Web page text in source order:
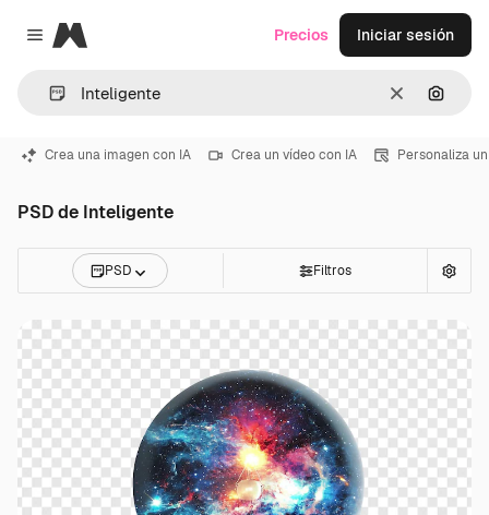
Close menu
Magnific
Borrar
Precios Iniciar sesión
Crea una imagen con IA Crea un vídeo con IA Personaliza
PSD de Inteligente
PSD Filtros